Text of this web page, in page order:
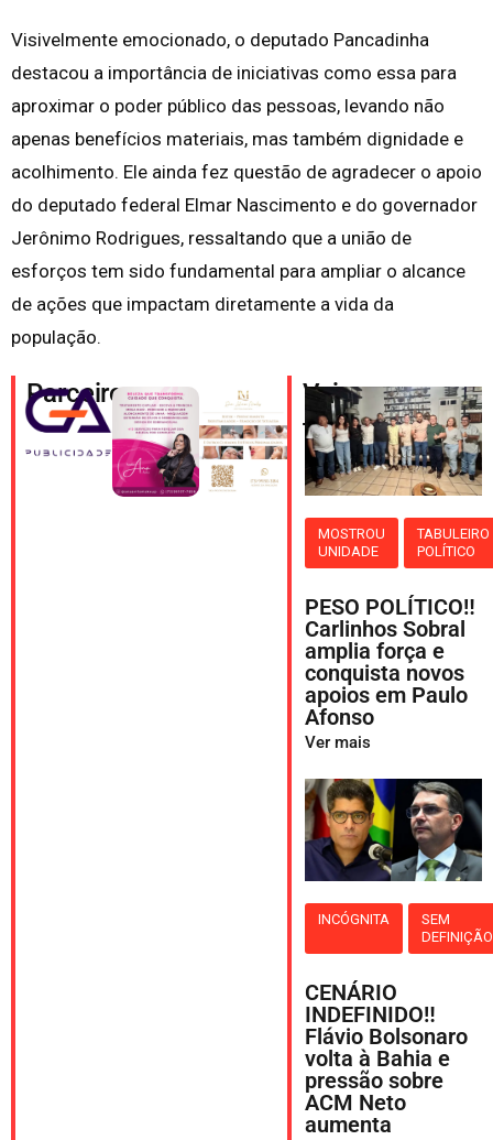
Visivelmente emocionado, o deputado Pancadinha
destacou a importância de iniciativas como essa para
aproximar o poder público das pessoas, levando não
apenas benefícios materiais, mas também dignidade e
acolhimento. Ele ainda fez questão de agradecer o apoio
do deputado federal Elmar Nascimento e do governador
Jerônimo Rodrigues, ressaltando que a união de
esforços tem sido fundamental para ampliar o alcance
de ações que impactam diretamente a vida da
população.
Parceiros
Veja
também
MOSTROU
UNIDADE
TABULEIRO
POLÍTICO
PESO POLÍTICO‼️
Carlinhos Sobral
amplia força e
conquista novos
apoios em Paulo
Afonso
Ver mais
INCÓGNITA
SEM
DEFINIÇÃO
CENÁRIO
INDEFINIDO‼️
Flávio Bolsonaro
volta à Bahia e
pressão sobre
ACM Neto
aumenta